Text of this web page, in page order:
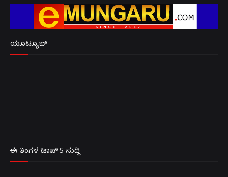
ಯೂಟ್ಯೂಬ್
ಈ ತಿಂಗಳ ಟಾಪ್ 5 ಸುದ್ದಿ